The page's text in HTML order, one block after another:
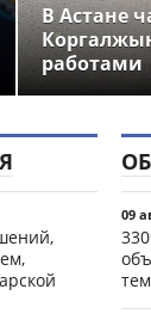
В Астане
работами
09